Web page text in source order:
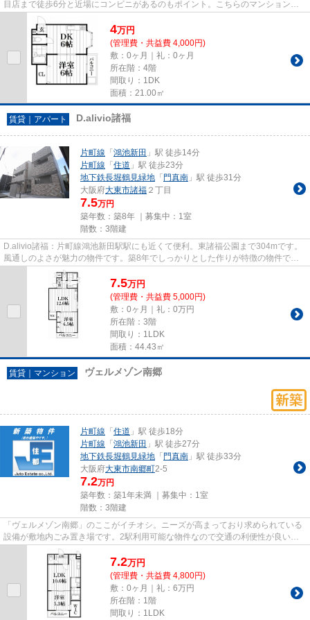
目店まで徒歩6分と近場にコンビニがあるのもポイント。こちらのマンションは
自走式駐車場がご利用いただけ...
4万円
(管理費・共益費 4,000円)
敷：0ヶ月｜礼：0ヶ月
所在階：4階
間取り：1DK
面積：21.00㎡
賃貸｜アパート D.alivio諸福
片町線 「 鴻池新田 」駅 徒歩14分
片町線 「 住道 」駅 徒歩23分
地下鉄長堀鶴見緑地 「 門真南 」駅 徒歩31分
大阪府大東市諸福 ２丁目
7.5万円
築年数：築8年 ｜募集中： 1室
階数：3階建
D.alivio諸福：片町線鴻池新田駅駅にも近くて便利。東諸福公園まで304mです。
風通しのよさが魅力の物件です。築8年でしっかりとした作りが特徴の物件で
す。住都エステートでは片町線鴻...
7.5万円
(管理費・共益費 5,000円)
敷：0ヶ月｜礼：0万円
所在階：3階
間取り：1LDK
面積：44.43㎡
賃貸｜マンション ヴェルメゾン南郷
片町線 「 住道 」駅 徒歩18分
片町線 「 鴻池新田 」駅 徒歩27分
地下鉄長堀鶴見緑地 「 門真南 」駅 徒歩33分
大阪府大東市南郷町2-5
7.2万円
築年数：築1年未満 ｜募集中： 1室
階数：3階建
「ヴェルメゾン南郷」のここがイチオシ。ニーズが高まっており求められている
設備が敷地内ごみ置き場です。2駅利用可能な物件なので交通の利便性が良いの
が魅力です。2026年に建設され...
7.2万円
(管理費・共益費 4,800円)
敷：0ヶ月｜礼：6万円
所在階：1階
間取り：1LDK